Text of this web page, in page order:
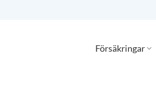
Försäkringar